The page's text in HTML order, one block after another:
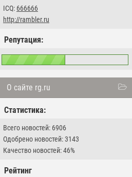
ICQ: 666666
http://rambler.ru
Репутация:
О сайте rg.ru
Статистика:
Всего новостей: 6906
Одобрено новостей: 3143
Качество новостей: 46%
Рейтинг